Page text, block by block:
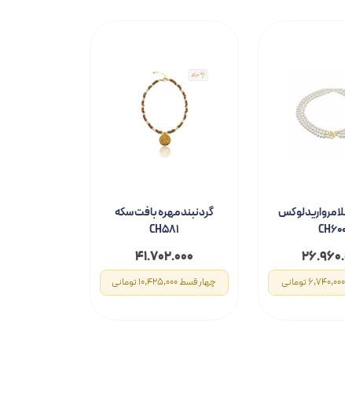
مرواریدلوکس
گردنبند مهره بافت سکه
CH581
۴۱.۷۰۲.۰۰۰
چهار قسط 10,425,000 تومانی